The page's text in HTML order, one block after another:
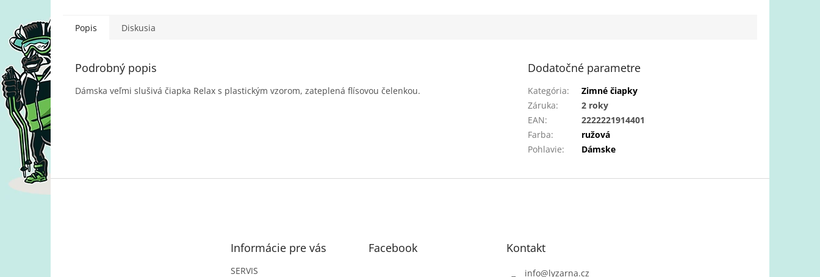
Popis Diskusia
Podrobný popis
Dámska veľmi slušivá čiapka Relax s plastickým vzorom, zateplená flísovou čelenkou.
Dodatočné parametre
Kategória:
Zimné čiapky
Záruka:
2 roky
EAN:
2222221914401
Farba:
ružová
Pohlavie: Dámske
Informácie pre vás
SERVIS
Facebook Kontakt
info@lyzarna.cz